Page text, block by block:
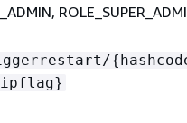
{